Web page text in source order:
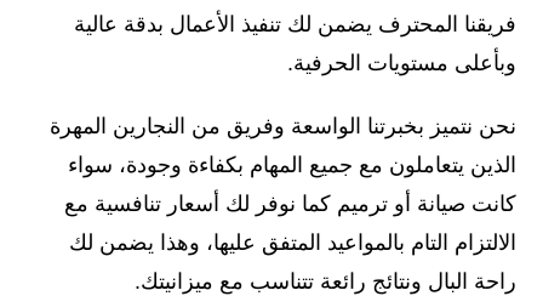
فريقنا المحترف يضمن لك تنفيذ الأعمال بدقة عالية
وبأعلى مستويات الحرفية.
نحن نتميز بخبرتنا الواسعة وفريق من النجارين المهرة
الذين يتعاملون مع جميع المهام بكفاءة وجودة، سواء
كانت صيانة أو ترميم كما نوفر لك أسعار تنافسية مع
الالتزام التام بالمواعيد المتفق عليها، وهذا يضمن لك
راحة البال ونتائج رائعة تتناسب مع ميزانيتك.